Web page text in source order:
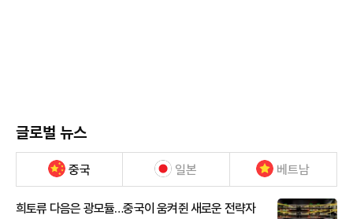
글로벌 뉴스
중국 일본 베트남
희토류 다음은 광모듈…중국이 움켜쥔 새로운 전략자